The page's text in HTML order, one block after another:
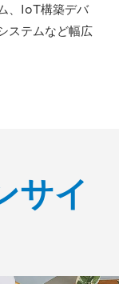
、IoT構築デバ
ステムなど幅広
サイ